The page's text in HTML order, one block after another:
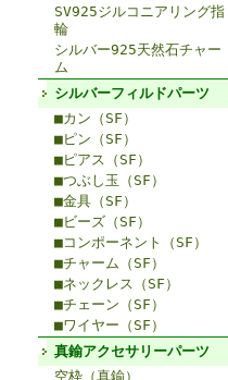
SV925ジルコニアリング指
輪
シルバー925天然石チャー
ム
シルバーフィルドパーツ
■カン（SF）
■ピン（SF）
■ピアス（SF）
■つぶし玉（SF）
■金具（SF）
■ビーズ（SF）
■コンポーネント（SF）
■チャーム（SF）
■ネックレス（SF）
■チェーン（SF）
■ワイヤー（SF）
真鍮アクセサリーパーツ
空枠（真鍮）